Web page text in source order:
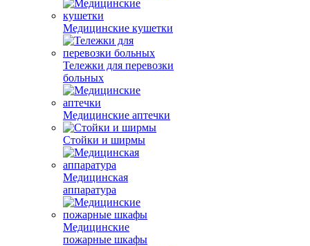
Медицинские кушетки
Тележки для перевозки
больных
Медицинские аптечки
Стойки и ширмы
Медицинская
аппаратура
Медицинские
пожарные шкафы